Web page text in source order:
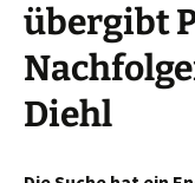
übergibt
Diehl